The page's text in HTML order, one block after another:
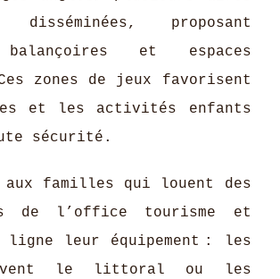
proposant
balançoires et espaces
zones de jeux favorisent
et les activités enfants
sécurité.
aux familles qui louent des
de l’office tourisme et
ligne leur équipement : les
le littoral ou les